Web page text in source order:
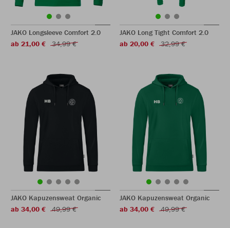
JAKO Longsleeve Comfort 2.0
ab 21,00 €
34,99 €
JAKO Long Tight Comfort 2.0
ab 20,00 €
32,99 €
JAKO Kapuzensweat Organic
ab 34,00 €
49,99 €
JAKO Kapuzensweat Organic
ab 34,00 €
49,99 €